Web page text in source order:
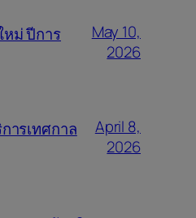
ม่ ปีการ
May 10,
2026
ารเทศกาล
April 8,
2026